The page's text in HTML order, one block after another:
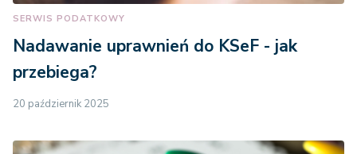
SERWIS PODATKOWY
Nadawanie uprawnień do KSeF - jak
przebiega?
20 październik 2025